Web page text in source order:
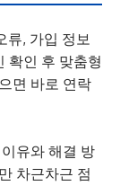
류, 가입 정보
확인 후 맞춤형
면 바로 연락
유와 해결 방
차근차근 점